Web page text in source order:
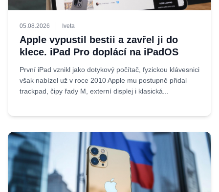
05.08.2026 Iveta
Apple vypustil bestii a zavřel ji do
klece. iPad Pro doplácí na iPadOS
První iPad vznikl jako dotykový počítač, fyzickou klávesnici
však nabízel už v roce 2010 Apple mu postupně přidal
trackpad, čipy řady M, externí displej i klasická...